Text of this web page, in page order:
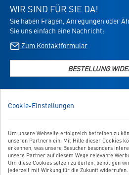
Cookie-Einstellungen
Um unsere Webseite erfolgreich betreiben zu
unseren Partnern ein. Mit Hilfe dieser Cookies
erkennen, was unsere Besucher besonders
unsere Partner auf diesem Wege relevante
Um diese Cookies setzen zu dürfen, benötigen
jederzeit mit Wirkung für die Zukunft
die
Virbac-
Shopping
App
-
im
neuen
laden
-
die
Shopping
App
-
öffnet
im
Tab
WIR SIND FÜR SIE DA!
Sie haben Fragen, Anregungen oder
Sie uns einfach eine Nachricht:
Zum Kontaktformular
BESTELLUNG
UNSER SERVICE
GEPRÜFTE QUALITÄT